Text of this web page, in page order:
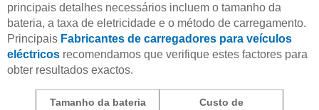
principais detalhes necessários incluem o tamanho da
bateria, a taxa de eletricidade e o método de carregamento.
Principais Fabricantes de carregadores para veículos
eléctricos recomendamos que verifique estes factores para
obter resultados exactos.
Tamanho da bateria
Custo de